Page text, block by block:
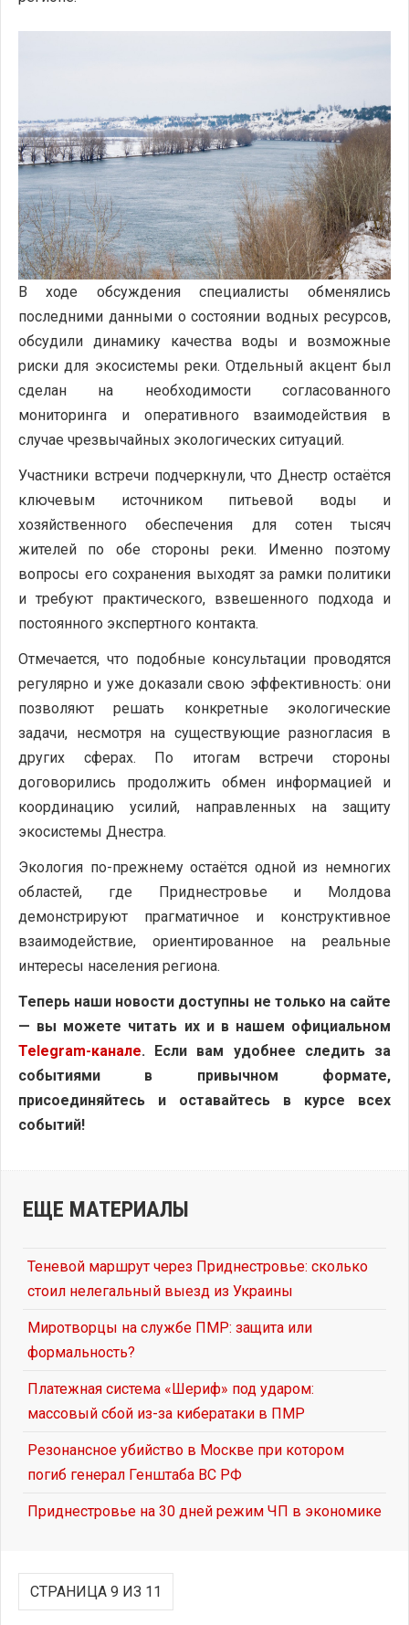
В ходе обсуждения специалисты обменялись
последними данными о состоянии водных ресурсов,
обсудили динамику качества воды и возможные
риски для экосистемы реки. Отдельный акцент был
сделан на необходимости согласованного
мониторинга и оперативного взаимодействия в
случае чрезвычайных экологических ситуаций.
Участники встречи подчеркнули, что Днестр остаётся
ключевым источником питьевой воды и
хозяйственного обеспечения для сотен тысяч
жителей по обе стороны реки. Именно поэтому
вопросы его сохранения выходят за рамки политики
и требуют практического, взвешенного подхода и
постоянного экспертного контакта.
Отмечается, что подобные консультации проводятся
регулярно и уже доказали свою эффективность: они
позволяют решать конкретные экологические
задачи, несмотря на существующие разногласия в
других сферах. По итогам встречи стороны
договорились продолжить обмен информацией и
координацию усилий, направленных на защиту
экосистемы Днестра.
Экология по-прежнему остаётся одной из немногих
областей, где Приднестровье и Молдова
демонстрируют прагматичное и конструктивное
взаимодействие, ориентированное на реальные
интересы населения региона.
Теперь наши новости доступны не только на сайте
— вы можете читать их и в нашем официальном
Telegram-канале. Если вам удобнее следить за
событиями в привычном формате,
присоединяйтесь и оставайтесь в курсе всех
событий!
ЕЩЕ МАТЕРИАЛЫ
Теневой маршрут через Приднестровье: сколько
стоил нелегальный выезд из Украины
Миротворцы на службе ПМР: защита или
формальность?
Платежная система «Шериф» под ударом:
массовый сбой из-за кибератаки в ПМР
Резонансное убийство в Москве при котором
погиб генерал Генштаба ВС РФ
Приднестровье на 30 дней режим ЧП в экономике
СТРАНИЦА 9 ИЗ 11